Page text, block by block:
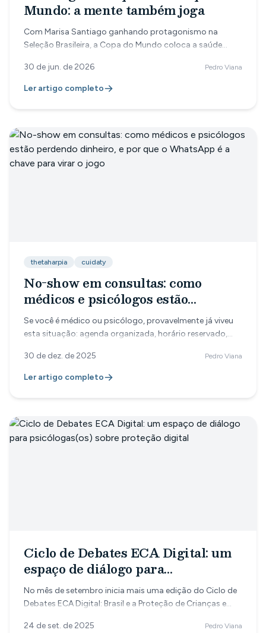
Mundo: a mente também joga
Com Marisa Santiago ganhando protagonismo na
Seleção Brasileira, a Copa do Mundo coloca a saúde
aparece dentro e fora dos gramados.
30 de jun. de 2026 Pedro Viana
Ler artigo completo
thetaharpia cuidaty
No-show em consultas: como
médicos e psicólogos estão
perdendo dinheiro, e por que o
WhatsApp é a chave para virar o
jogo
Se você é médico ou psicólogo, provavelmente já viveu
esta situação: agenda organizada, horário reservado,
problema tem nome: no-show em consultas — e ele é
um dos maiores inimigos da previsibilidade financeira e
dia a dia dos brasileiros. Uma pesquisa de mensageria
mostra que o What
30 de dez. de 2025 Pedro Viana
Ler artigo completo
Ciclo de Debates ECA Digital: um
espaço de diálogo para
psicólogas(os) sobre proteção
digital
No mês de setembro inicia mais uma edição do Ciclo de
Debates ECA Digital: Brasil e a Proteção de Crianças e
que convida especialistas, representantes de poder
24 de set. de 2025 Pedro Viana